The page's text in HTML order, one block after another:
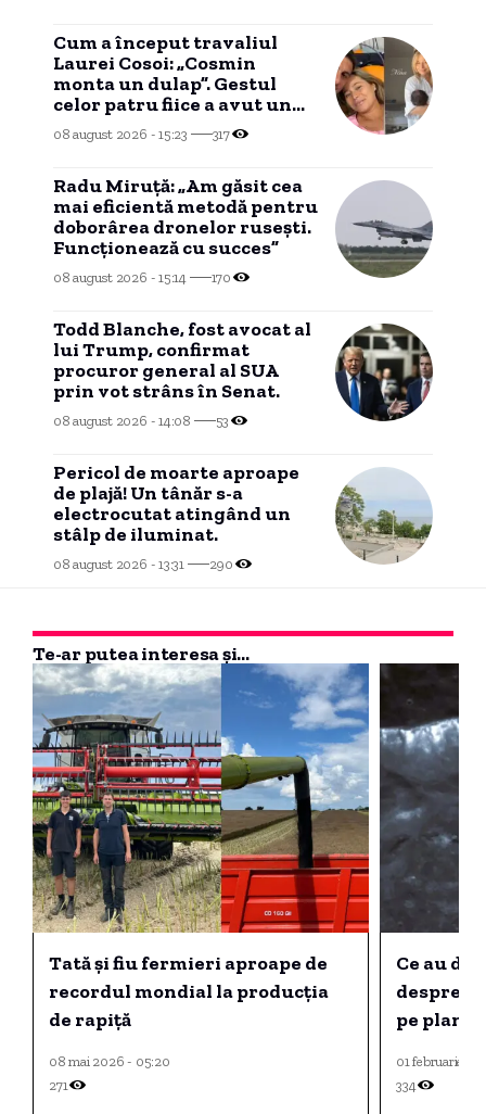
Cum a început travaliul
Laurei Cosoi: „Cosmin
monta un dulap”. Gestul
celor patru fiice a avut un
impact profund asupra ei.
08 august 2026 - 15:23 317
Radu Miruță: „Am găsit cea
mai eficientă metodă pentru
doborârea dronelor rusești.
Funcționează cu succes”
08 august 2026 - 15:14 170
Todd Blanche, fost avocat al
lui Trump, confirmat
procuror general al SUA
prin vot strâns în Senat.
08 august 2026 - 14:08 53
Pericol de moarte aproape
de plajă! Un tânăr s-a
electrocutat atingând un
stâlp de iluminat.
08 august 2026 - 13:31 290
Te-ar putea interesa și...
Tată și fiu fermieri aproape de
recordul mondial la producția
de rapiță
08 mai 2026 - 05:20
271
Ce au
despre
pe
01 februarie
334